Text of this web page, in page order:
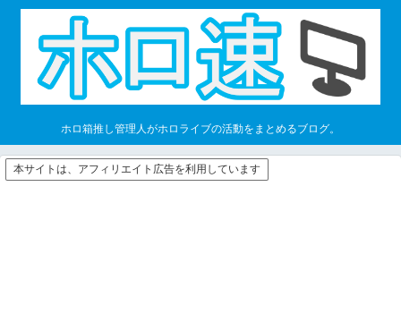
ホロ箱推し管理人がホロライブの活動をまとめるブログ。
本サイトは、アフィリエイト広告を利用しています